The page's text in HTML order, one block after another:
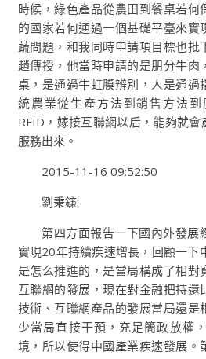
時候，綠色產品從農田到餐桌若何
的國家若何通過一個基礎平臺來實
蔬問題，和我同時申請項目標也批
趙傳授，他當時申請的是朋分牛肉
桌，是通過牛虹膜辨別，人是通過
統農業從生產方法到銷售方法
RFID，嫁接互聯網以后，能夠就
服務出來。
2015-11-16 09:52:50
劉秉鐮:
第四方面報告一下國內外發展
實現20年持續疾速增長，回顧一下
是怎么推進的，是當局構成了相對
互聯網的發展，現在對金融把持還
技術、互聯網產品的發展當局還是
少當局直接干預，充足簡政放權
境，所以使得中國產業疾速發展。